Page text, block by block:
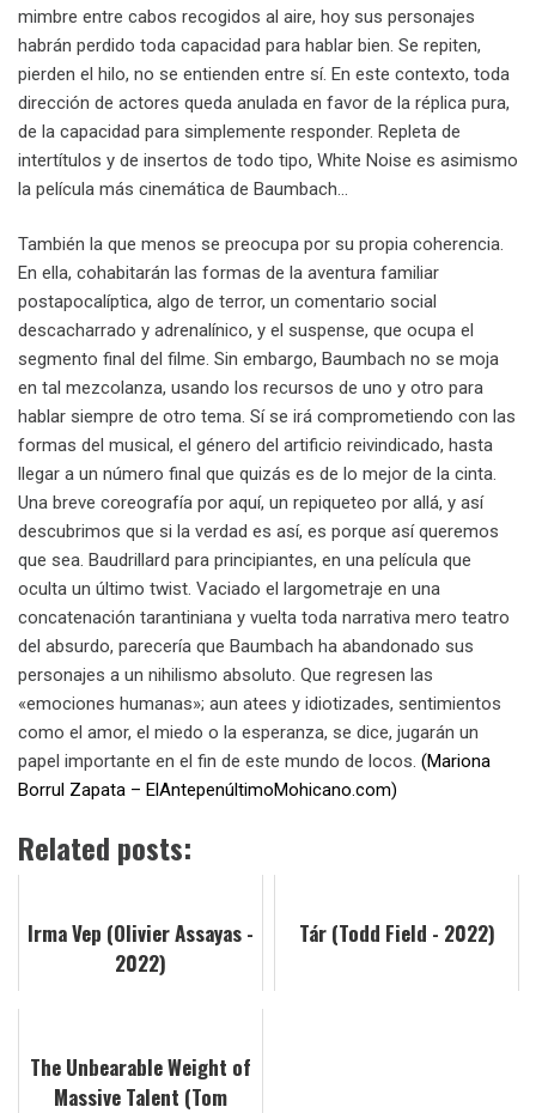
mimbre entre cabos recogidos al aire, hoy sus personajes
habrán perdido toda capacidad para hablar bien. Se repiten,
pierden el hilo, no se entienden entre sí. En este contexto, toda
dirección de actores queda anulada en favor de la réplica pura,
de la capacidad para simplemente responder. Repleta de
intertítulos y de insertos de todo tipo, White Noise es asimismo
la película más cinemática de Baumbach…
También la que menos se preocupa por su propia coherencia.
En ella, cohabitarán las formas de la aventura familiar
postapocalíptica, algo de terror, un comentario social
descacharrado y adrenalínico, y el suspense, que ocupa el
segmento final del filme. Sin embargo, Baumbach no se moja
en tal mezcolanza, usando los recursos de uno y otro para
hablar siempre de otro tema. Sí se irá comprometiendo con las
formas del musical, el género del artificio reivindicado, hasta
llegar a un número final que quizás es de lo mejor de la cinta.
Una breve coreografía por aquí, un repiqueteo por allá, y así
descubrimos que si la verdad es así, es porque así queremos
que sea. Baudrillard para principiantes, en una película que
oculta un último twist. Vaciado el largometraje en una
concatenación tarantiniana y vuelta toda narrativa mero teatro
del absurdo, parecería que Baumbach ha abandonado sus
personajes a un nihilismo absoluto. Que regresen las
«emociones humanas»; aun atees y idiotizades, sentimientos
como el amor, el miedo o la esperanza, se dice, jugarán un
papel importante en el fin de este mundo de locos. (Mariona
Borrul Zapata – ElAntepenúltimoMohicano.com)
Related posts:
Irma Vep (Olivier Assayas -
2022)
Tár (Todd Field - 2022)
The Unbearable Weight of
Massive Talent (Tom